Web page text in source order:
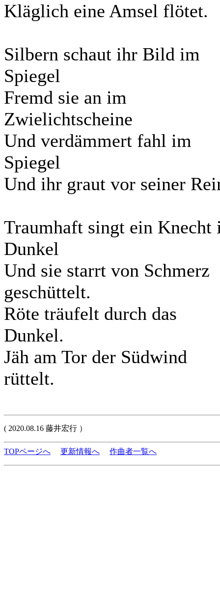
Kläglich eine Amsel flötet.
Silbern schaut ihr Bild im
Spiegel
Fremd sie an im
Zwielichtscheine
Und verdämmert fahl im
Spiegel
Und ihr graut vor seiner
Traumhaft singt ein Knecht
Dunkel
Und sie starrt von Schmerz
geschüttelt.
Röte träufelt durch das
Dunkel.
Jäh am Tor der Südwind
rüttelt.
( 2020.08.16 藤井宏行 ）
TOPページへ 更新情報へ 作曲者一覧へ